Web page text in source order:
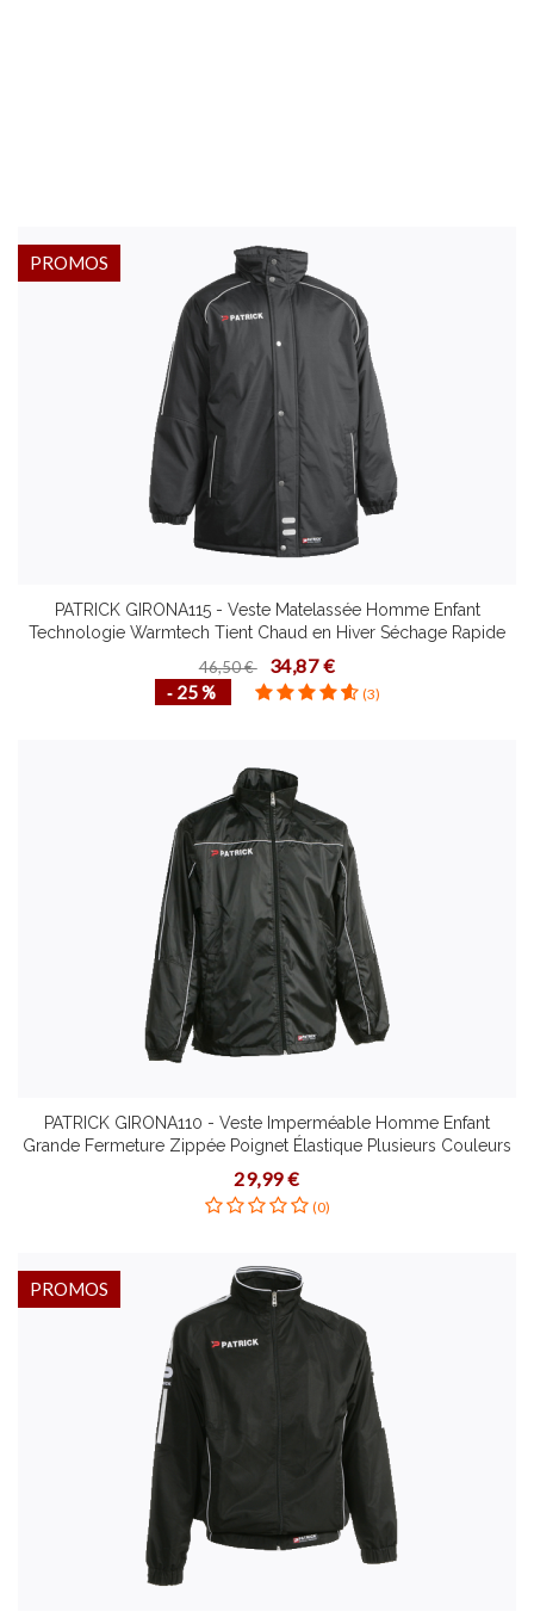
PATRICK GIRONA115 - Veste Matelassée Homme Enfant
Technologie Warmtech Tient Chaud en Hiver Séchage Rapide
Différentes Couleurs Tailles
46,50 € 34,87 €
‐ 25 % (3)
PROMOS
PATRICK GIRONA110 - Veste Imperméable Homme Enfant
Grande Fermeture Zippée Poignet Élastique Plusieurs Couleurs
Tailles
29,99 €
(0)
PROMOS